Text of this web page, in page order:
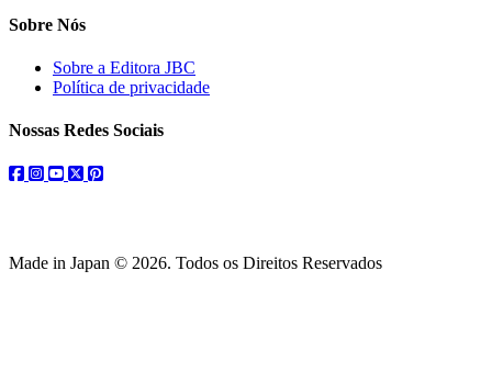
Sobre Nós
Sobre a Editora JBC
Política de privacidade
Nossas Redes Sociais
facebook
instagram
youtube
twitterpinterest
Made in Japan © 2026. Todos os Direitos Reservados